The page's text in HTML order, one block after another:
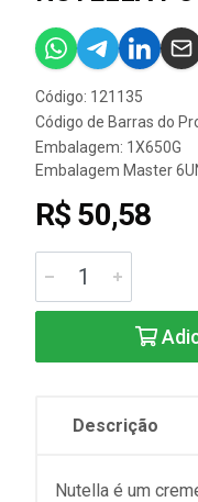
Código: 121135
Código de Barras do
Embalagem: 1X650G
Embalagem Master
R$ 50,58
Descrição
Nutella é um